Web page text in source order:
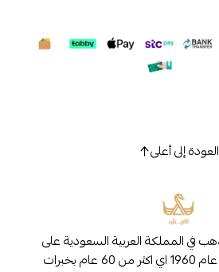
العودة إلى أعلى
في المملكة العربية السعودية على
مستوى الخليج منذ عام 1960 اي اكثر من 60 عام بخبرات